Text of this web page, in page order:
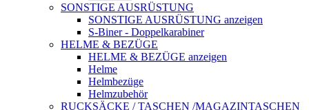
SONSTIGE AUSRÜSTUNG
SONSTIGE AUSRÜSTUNG anzeigen
S-Biner - Doppelkarabiner
HELME & BEZÜGE
HELME & BEZÜGE anzeigen
Helme
Helmbezüge
Helmzubehör
RUCKSÄCKE / TASCHEN /MAGAZINTASCHEN